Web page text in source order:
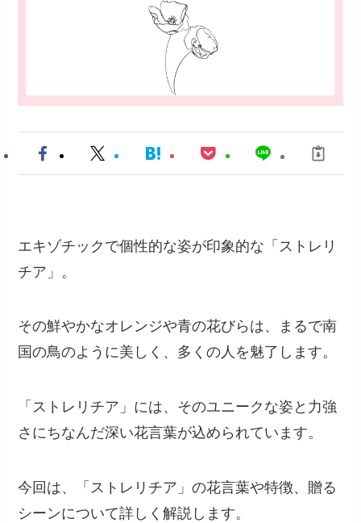
エキゾチックで個性的な姿が印象的な「ストレリ
チア」。
その鮮やかなオレンジや青の花びらは、まるで南
国の鳥のように美しく、多くの人を魅了します。
「ストレリチア」には、そのユニークな姿と力強
さにちなんだ深い花言葉が込められています。
今回は、「ストレリチア」の花言葉や特徴、贈る
シーンについて詳しく解説します。